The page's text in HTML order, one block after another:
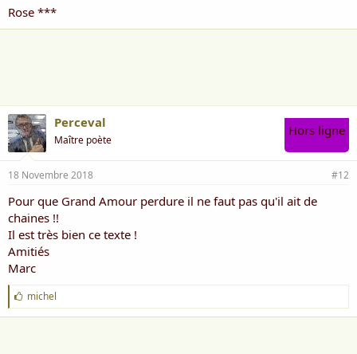
Rose ***
Perceval
Maître poète
Hors ligne
18 Novembre 2018 #12
Pour que Grand Amour perdure il ne faut pas qu'il ait de
chaines !!
Il est très bien ce texte !
Amitiés
Marc
J
'
a
michel